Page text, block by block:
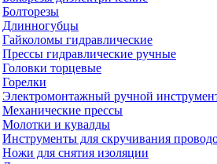
Болторезы
Длинногубцы
Гайколомы гидравлические
Прессы гидравлические ручные
Головки торцевые
Горелки
Электромонтажный ручной
Механические прессы
Молотки и кувалды
Инструменты для скручивания
Ножи для снятия изоляции